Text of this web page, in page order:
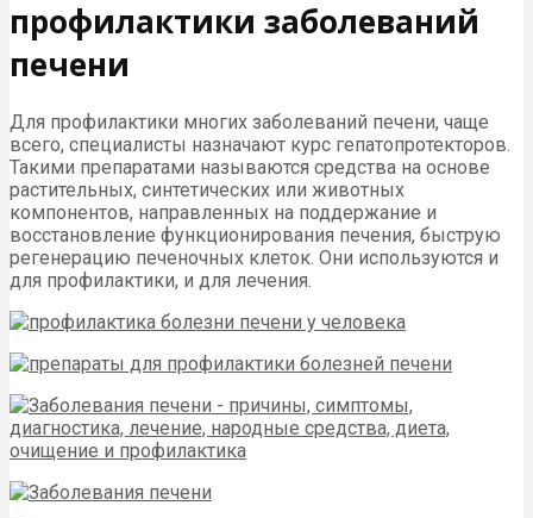
профилактики заболеваний
печени
Для профилактики многих заболеваний печени, чаще
всего, специалисты назначают курс гепатопротекторов.
Такими препаратами называются средства на основе
растительных, синтетических или животных
компонентов, направленных на поддержание и
восстановление функционирования печения, быструю
регенерацию печеночных клеток. Они используются и
для профилактики, и для лечения.